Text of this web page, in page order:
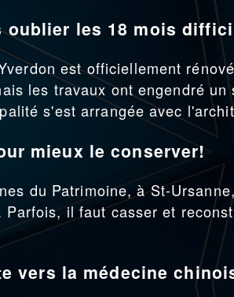
oublier les 18 mois
est officiellement
les travaux ont engendré un
s'est arrangée avec
mieux le conserver!
du Patrimoine, à St-
Parfois, il faut casser et
vers la médecine